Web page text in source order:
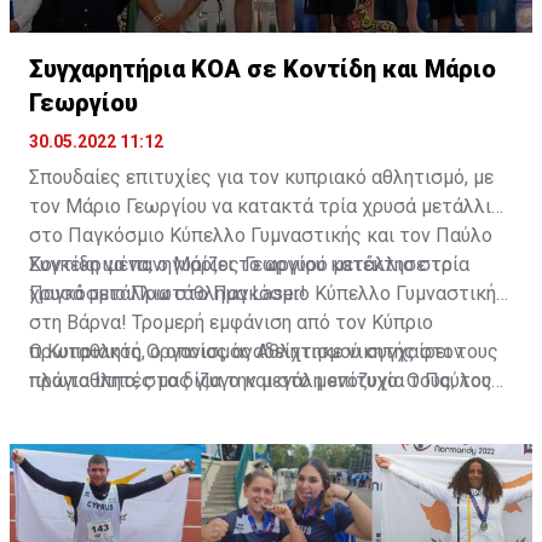
Συγχαρητήρια ΚΟΑ σε Κοντίδη και Μάριο
Γεωργίου
30.05.2022 11:12
Σπουδαίες επιτυχίες για τον κυπριακό αθλητισμό, με
τον Μάριο Γεωργίου να κατακτά τρία χρυσά μετάλλια
στο Παγκόσμιο Κύπελλο Γυμναστικής και τον Παύλο
Κοντίδη να πανηγυρίζει το αργυρό μετάλλιο στο
Παγκόσμιο Πρωτάθλημα Laser!
Συγκεκριμένα, ο Μάριος Γεωργίου κατέκτησε τρία
χρυσά μετάλλια στο Παγκόσμιο Κύπελλο Γυμναστικής
στη Βάρνα! Τρομερή εμφάνιση από τον Κύπριο
πρωταθλητή, ο οποίος αναδείχτηκε νικητής στον
πλάγιο ίππο, στο δίζυγο και στο μονόζυγο. Ο Παύλος
στο Παγκόσμιο Πρωτάθλημα Laser που διεξήχθη στο
Μεξικό!
Ο Κυπριακός Οργανισμός Αθλητισμού συγχαίρει τους
πρωταθλητές μας για την μεγάλη επιτυχία τους, τους